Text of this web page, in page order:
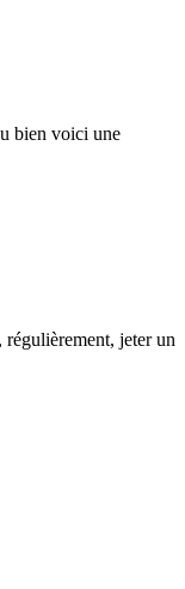
bien voici une
régulièrement, jeter un